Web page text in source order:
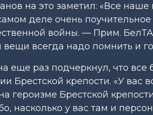
на это заметил: «Все
деле очень
войны. — Прим.
вещи всегда надо помнить и
еще раз подчеркнул, что
Брестской крепости. «У вас
героизме Брестской
насколько у вас там и